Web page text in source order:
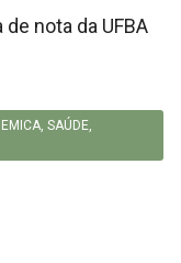
nota da UFBA
, SAÚDE,